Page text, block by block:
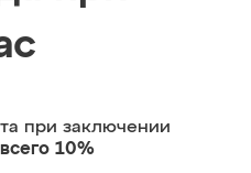
при заключении
всего 10%